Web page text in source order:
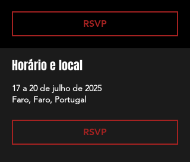
RSVP
Horário e local
17 a 20 de julho de 2025
Faro, Faro, Portugal
RSVP